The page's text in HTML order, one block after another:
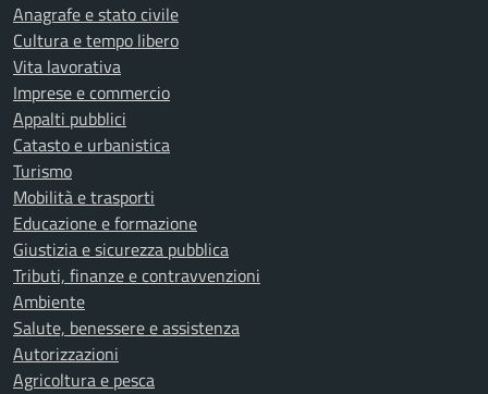
Anagrafe e stato civile
Cultura e tempo libero
Vita lavorativa
Imprese e commercio
Appalti pubblici
Catasto e urbanistica
Turismo
Mobilità e trasporti
Educazione e formazione
Giustizia e sicurezza pubblica
Tributi, finanze e contravvenzioni
Ambiente
Salute, benessere e assistenza
Autorizzazioni
Agricoltura e pesca